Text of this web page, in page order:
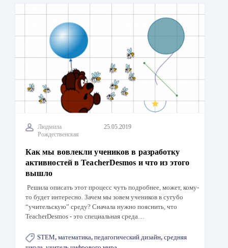
Людмила
Рождественская
25.05.2019
Как мы вовлекли учеников в разработку
активностей в TeacherDesmos и что из этого
вышло
Решила описать этот процесс чуть подробнее, может, кому-
то будет интересно. Зачем мы зовем учеников в сугубо
“учительскую” среду? Сначала нужно пояснить, что
TeacherDesmos - это специальная среда…
STEM, математика, педагогический дизайн, средняя